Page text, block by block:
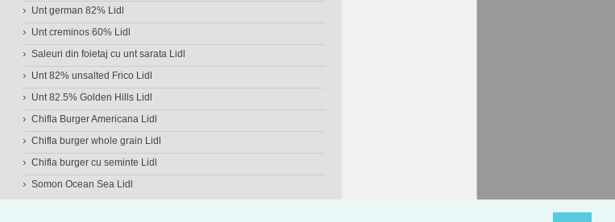
Unt german 82% Lidl
Unt creminos 60% Lidl
Saleuri din foietaj cu unt sarata Lidl
Unt 82% unsalted Frico Lidl
Unt 82.5% Golden Hills Lidl
Chifla Burger Americana Lidl
Chifla burger whole grain Lidl
Chifla burger cu seminte Lidl
Somon Ocean Sea Lidl